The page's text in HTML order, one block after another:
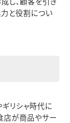
し、顧客を引き
力と役割につい
リシャ時代に
店が商品やサー